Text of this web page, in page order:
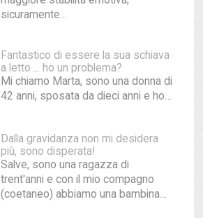
sicuramente…
Fantastico di essere la sua schiava
a letto ... ho un problema?
Mi chiamo Marta, sono una donna di
42 anni, sposata da dieci anni e ho…
Dalla gravidanza non mi desidera
più, sono disperata!
Salve, sono una ragazza di
trent'anni e con il mio compagno
(coetaneo) abbiamo una bambina…